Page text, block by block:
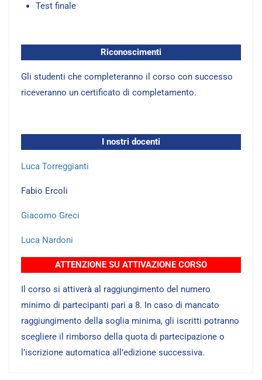
Test finale
Riconoscimenti
Gli studenti che completeranno il corso con successo
riceveranno un certificato di completamento.
I nostri docenti
Luca Torreggianti
Fabio Ercoli
Giacomo Greci
Luca Nardoni
ATTENZIONE SU ATTIVAZIONE CORSO
Il corso si attiverà al raggiungimento del numero
minimo di partecipanti pari a 8. In caso di mancato
raggiungimento della soglia minima, gli iscritti potranno
scegliere il rimborso della quota di partecipazione o
l’iscrizione automatica all’edizione successiva.